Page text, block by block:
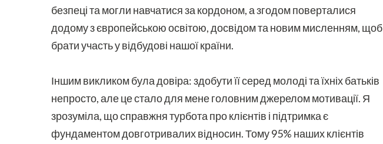
безпеці та могли навчатися за кордоном, а згодом поверталися
додому з європейською освітою, досвідом та новим мисленням, щоб
брати участь у відбудові нашої країни.
Іншим викликом була довіра: здобути її серед молоді та їхніх батьків
непросто, але це стало для мене головним джерелом мотивації. Я
зрозуміла, що справжня турбота про клієнтів і підтримка є
фундаментом довготривалих відносин. Тому 95% наших клієнтів